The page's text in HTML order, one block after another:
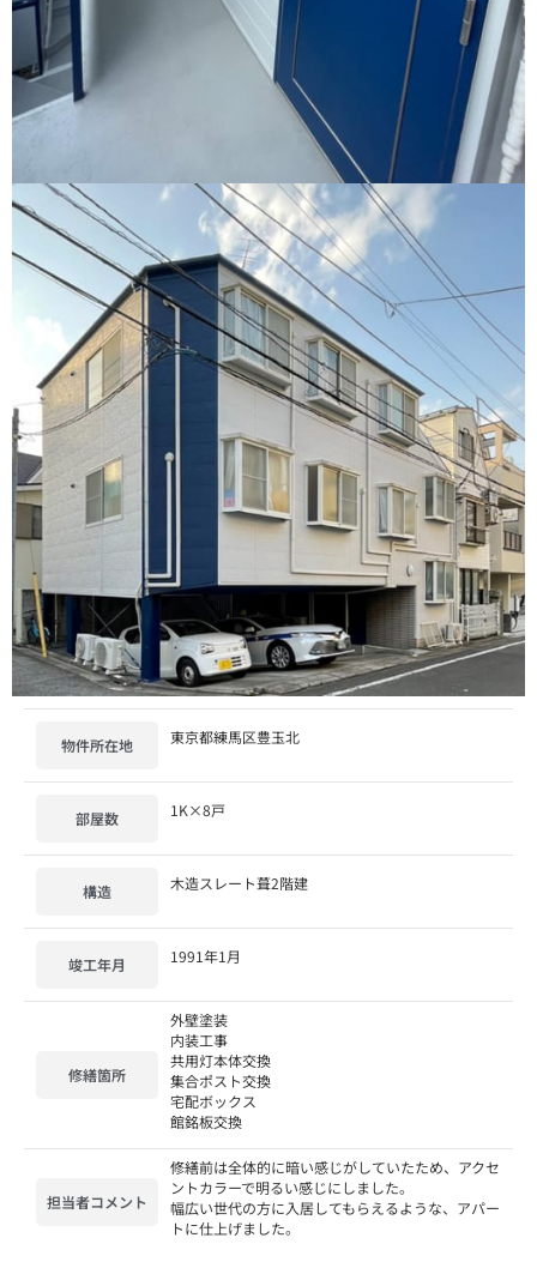
物件所在地 東京都練馬区豊玉北
部屋数 1K×8戸
構造 木造スレート葺2階建
竣工年月 1991年1月
修繕箇所
外壁塗装
内装工事
共用灯本体交換
集合ポスト交換
宅配ボックス
館銘板交換
担当者コメント
修繕前は全体的に暗い感じがしていたため、アクセ
ントカラーで明るい感じにしました。
幅広い世代の方に入居してもらえるような、アパー
トに仕上げました。